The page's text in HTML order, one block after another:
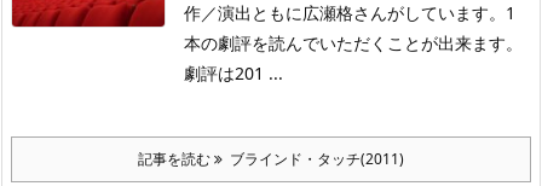
作／演出ともに広瀬格さんがしています。1
本の劇評を読んでいただくことが出来ます。
劇評は201 ...
記事を読む ブラインド・タッチ(2011)